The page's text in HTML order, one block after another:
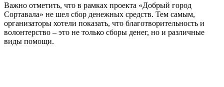
Важно отметить, что в рамках проекта «Добрый город
Сортавала» не шел сбор денежных средств. Тем самым,
организаторы хотели показать, что благотворительность и
волонтерство – это не только сборы денег, но и различные
виды помощи.